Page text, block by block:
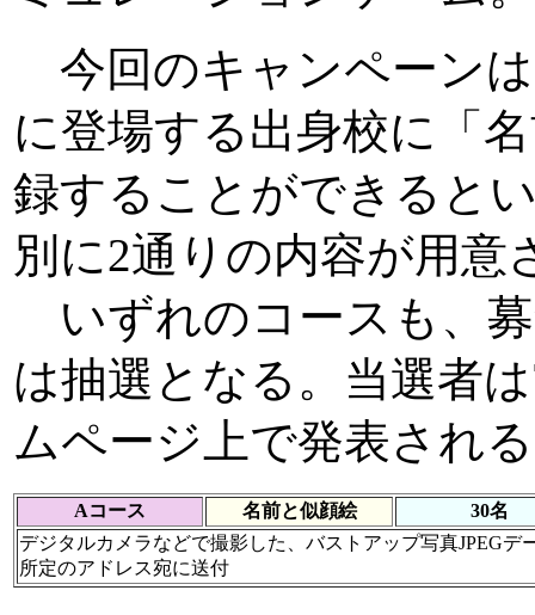
今回のキャンペーン
に登場する出身校に「
録することができると
別に2通りの内容が用意
いずれのコースも、
は抽選となる。当選者
ムページ上で発表され
Aコース 名前と似顔絵
30名
デジタルカメラなどで撮影した、バストアップ写真JPEGデ
所定のアドレス宛に送付